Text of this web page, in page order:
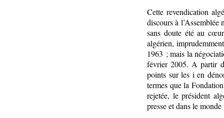
Cette revendication
discours à
sans doute été au
algérien,
1963 ; mais la
février 2005. A partir
points sur les i en
termes que la
rejetée, le président
presse et dans le